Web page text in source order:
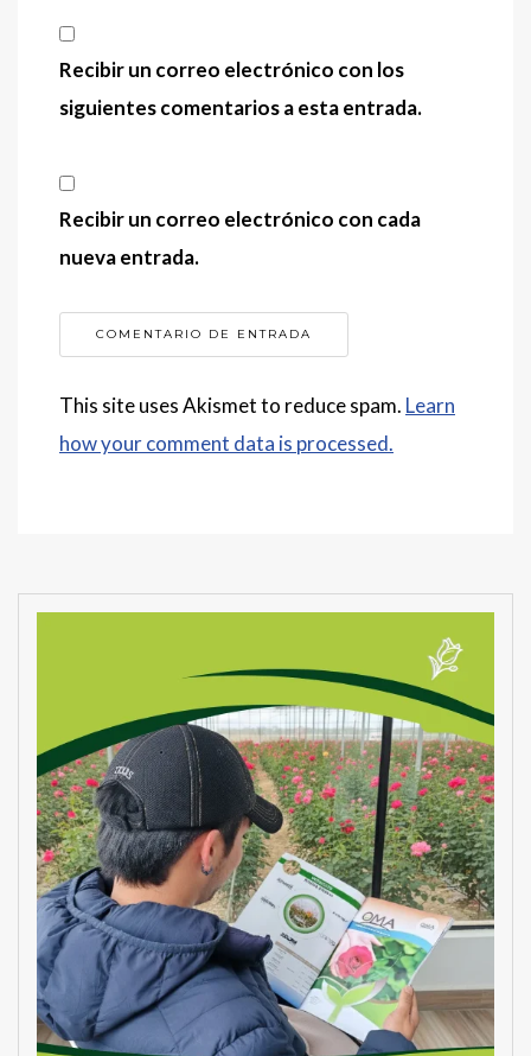
Recibir un correo electrónico con los
siguientes comentarios a esta entrada.
Recibir un correo electrónico con cada
nueva entrada.
This site uses Akismet to reduce spam. Learn
how your comment data is processed.